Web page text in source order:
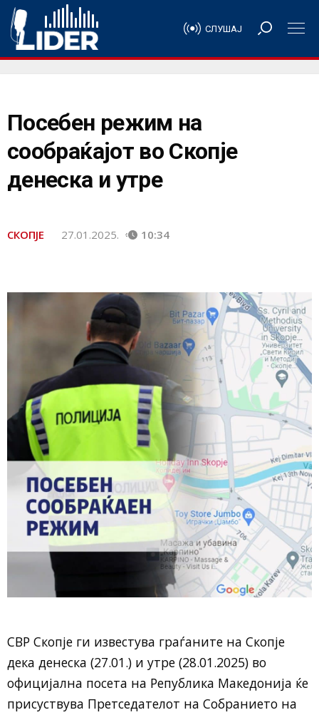
СЛУШАЈ
Посебен режим на
сообраќајот во Скопје
денеска и утре
СКОПЈЕ 27.01.2025. 10:34
СВР Скопје ги известува граѓаните на Скопје
дека денеска (27.01.) и утре (28.01.2025) во
официјална посета на Република Македонија ќе
присуствува Претседателот на Собранието на